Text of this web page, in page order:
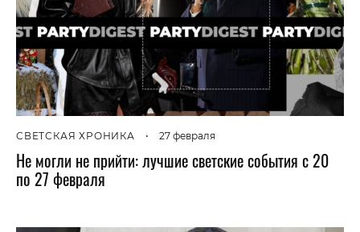
СВЕТСКАЯ ХРОНИКА • 27 февраля
Не могли не прийти: лучшие светские события с 20
по 27 февраля